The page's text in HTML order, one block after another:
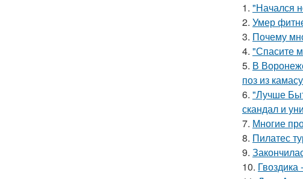
1. "Начался
2. Умер
3. Почему
4. "Спасите
5. В
поз из
6. "Лучше
скандал и
7. Многие
8. Пилатес
9.
10.